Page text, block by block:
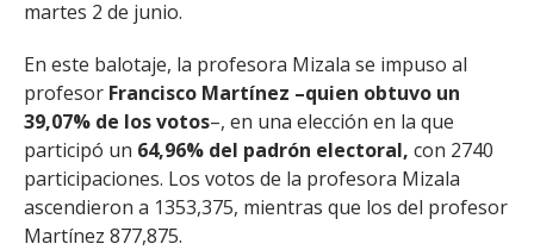
martes 2 de junio.
En este balotaje, la profesora Mizala se impuso al
profesor Francisco Martínez –quien obtuvo un
39,07% de los votos–, en una elección en la que
participó un 64,96% del padrón electoral, con 2740
participaciones. Los votos de la profesora Mizala
ascendieron a 1353,375, mientras que los del profesor
Martínez 877,875.